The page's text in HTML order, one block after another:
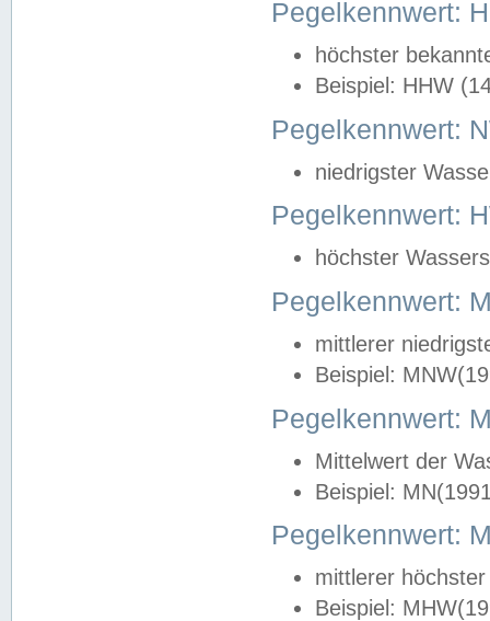
Pegelkennwert:
höchster
Beispiel: HHW
Pegelkennwert:
niedrigster
Pegelkennwert:
höchster
Pegelkennwert:
mittlerer
Beispiel:
Pegelkennwert:
Mittelwert der
Beispiel:
Pegelkennwert:
mittlerer
Beispiel: